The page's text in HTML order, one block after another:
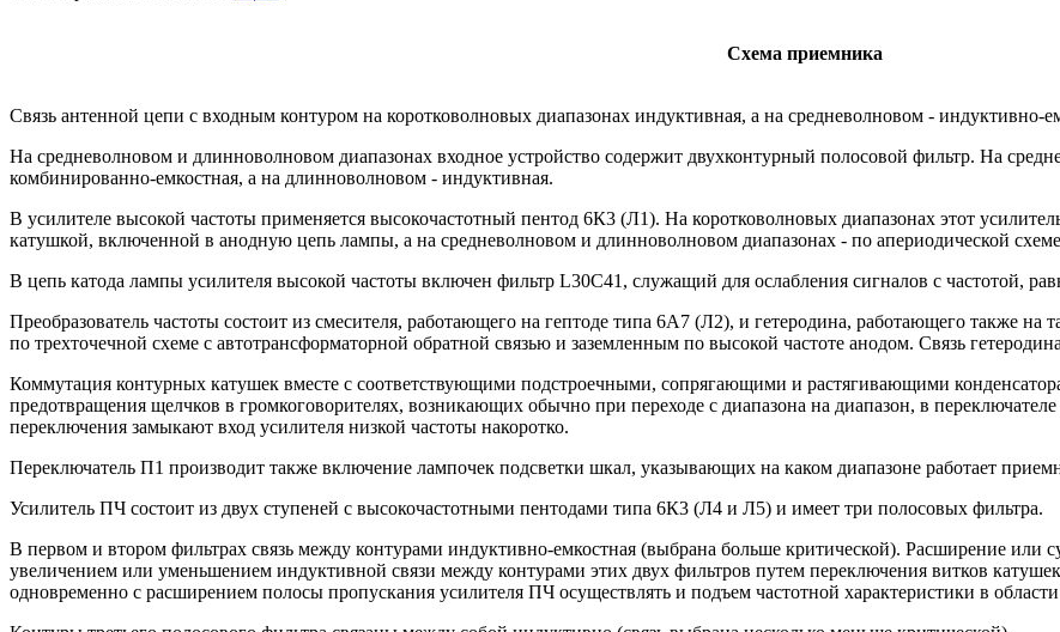
Схема приемника
Связь антенной цепи с входным контуром на коротковолновых диапазонах индуктивная, а на средневолновом - индуктивно-
На средневолновом и длинноволновом диапазонах входное устройство содержит двухконтурный полосовой фильтр. На
комбинированно-емкостная, а на длинноволновом - индуктивная.
В усилителе высокой частоты применяется высокочастотный пентод 6К3 (Л1). На коротковолновых диапазонах этот
катушкой, включенной в анодную цепь лампы, а на средневолновом и длинноволновом диапазонах - по апериодической
В цепь катода лампы усилителя высокой частоты включен фильтр L30C41, служащий для ослабления сигналов с частотой,
Преобразователь частоты состоит из смесителя, работающего на гептоде типа 6А7 (Л2), и гетеродина, работающего также
по трехточечной схеме с автотрансформаторной обратной связью и заземленным по высокой частоте анодом. Связь
Коммутация контурных катушек вместе с соответствующими подстроечными, сопрягающими и растягивающими
предотвращения щелчков в громкоговорителях, возникающих обычно при переходе с диапазона на диапазон, в
переключения замыкают вход усилителя низкой частоты накоротко.
Переключатель П1 производит также включение лампочек подсветки шкал, указывающих на каком диапазоне работает
Усилитель ПЧ состоит из двух ступеней с высокочастотными пентодами типа 6К3 (Л4 и Л5) и имеет три полосовых фильтра.
В первом и втором фильтрах связь между контурами индуктивно-емкостная (выбрана больше критической). Расширение или
увеличением или уменьшением индуктивной связи между контурами этих двух фильтров путем переключения витков
одновременно с расширением полосы пропускания усилителя ПЧ осуществлять и подъем частотной характеристики в